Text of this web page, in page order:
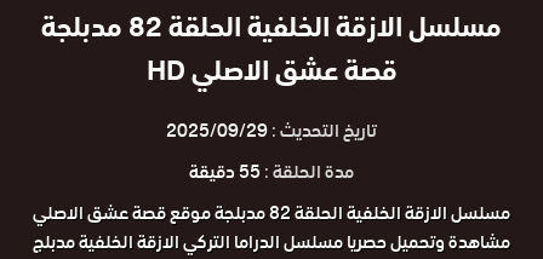
مسلسل الازقة الخلفية الحلقة 82 مدبلجة
قصة عشق الاصلي HD
تاريخ التحديث :2025/09/29
مدة الحلقة :55 دقيقة
مسلسل الازقة الخلفية الحلقة 82 مدبلجة موقع قصة عشق الاصلي
مشاهدة وتحميل حصريا مسلسل الدراما التركي الازقة الخلفية مدبلج